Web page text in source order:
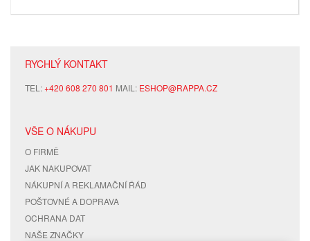
RYCHLÝ KONTAKT
TEL:+420 608 270 801 MAIL: ESHOP@RAPPA.CZ
VŠE O NÁKUPU
O FIRMĚ
JAK NAKUPOVAT
NÁKUPNÍ A REKLAMAČNÍ ŘÁD
POŠTOVNÉ A DOPRAVA
OCHRANA DAT
NAŠE ZNAČKY